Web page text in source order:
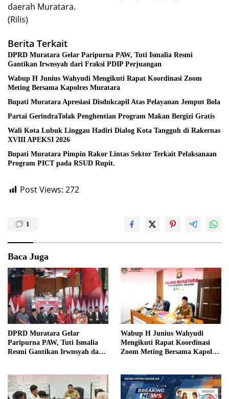
daerah Muratara.
(Rilis)
Berita Terkait
DPRD Muratara Gelar Paripurna PAW, Tuti Ismalia Resmi
Gantikan Irwnsyah dari Fraksi PDIP Perjuangan
Wabup H Junius Wahyudi Mengikuti Rapat Koordinasi Zoom
Meting Bersama Kapolres Muratara
Bupati Muratara Apresiasi Disdukcapil Atas Pelayanan Jemput Bola
Partai GerindraTolak Penghentian Program Makan Bergizi Gratis
Wali Kota Lubuk Linggau Hadiri Dialog Kota Tangguh di Rakernas
XVIII APEKSI 2026
Bupati Muratara Pimpin Rakor Lintas Sektor Terkait Pelaksanaan
Program PICT pada RSUD Rupit.
Post Views: 272
1
Baca Juga
DPRD Muratara Gelar
Paripurna PAW, Tuti Ismalia
Resmi Gantikan Irwnsyah dari
Wabup H Junius Wahyudi
Mengikuti Rapat Koordinasi
Zoom Meting Bersama Kapolres